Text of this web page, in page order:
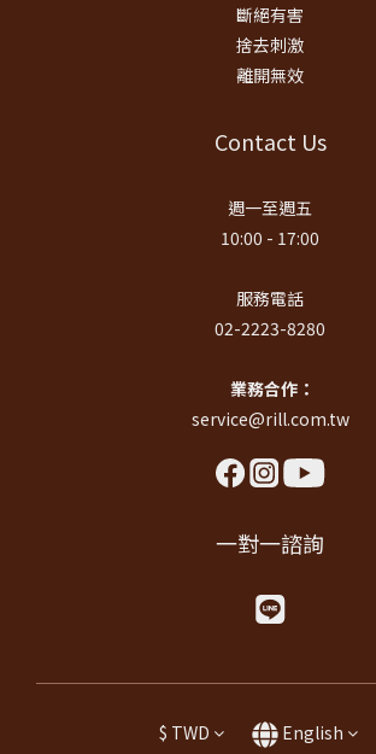
斷絕有害
捨去刺激
離開無效
Contact Us
週一至週五
10:00 - 17:00
服務電話
02-2223-8280
業務合作：
service@rill.com.tw
一對一諮詢
$ TWD English